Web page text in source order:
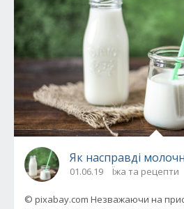
Як насправді
01.06.19 Їжа та рецепти
© pixabay.com Незважаючи на